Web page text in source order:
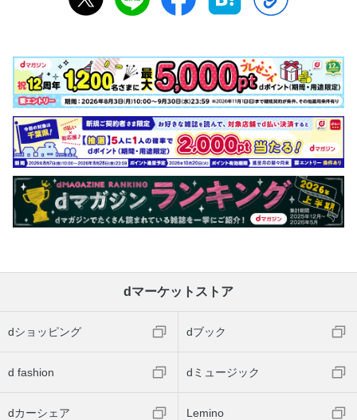
dマーケットストア
dショッピング dブック
d fashion dミュージック
dカーシェア Lemino